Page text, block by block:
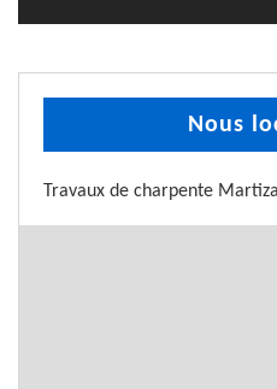
Nous
Travaux de charpente